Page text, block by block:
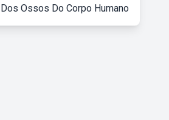
Dos Ossos Do Corpo Humano